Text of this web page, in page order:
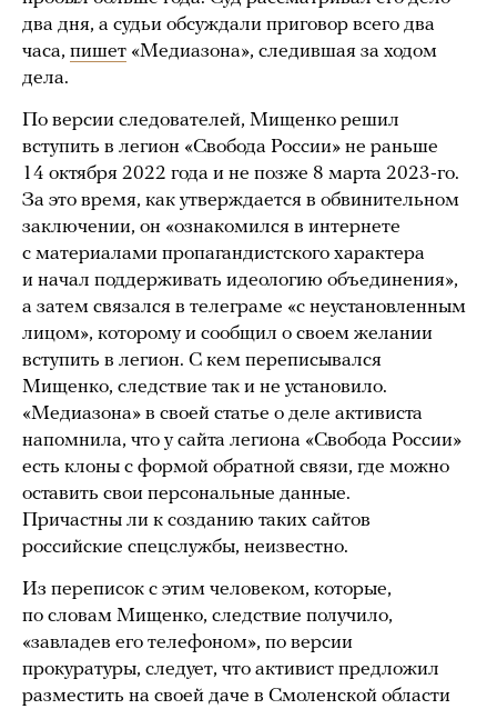
два дня, а судьи обсуждали приговор всего два
часа, пишет «Медиазона», следившая за ходом
дела.
По версии следователей, Мищенко решил
вступить в легион «Свобода России» не раньше
14 октября 2022 года и не позже 8 марта 2023-го.
За это время, как утверждается в обвинительном
заключении, он «ознакомился в интернете
с материалами пропагандистского характера
и начал поддерживать идеологию объединения»,
а затем связался в телеграме «с неустановленным
лицом», которому и сообщил о своем желании
вступить в легион. С кем переписывался
Мищенко, следствие так и не установило.
«Медиазона» в своей статье о деле активиста
напомнила, что у сайта легиона «Свобода России»
есть клоны с формой обратной связи, где можно
оставить свои персональные данные.
Причастны ли к созданию таких сайтов
российские спецслужбы, неизвестно.
Из переписок с этим человеком, которые,
по словам Мищенко, следствие получило,
«завладев его телефоном», по версии
прокуратуры, следует, что активист предложил
разместить на своей даче в Смоленской области